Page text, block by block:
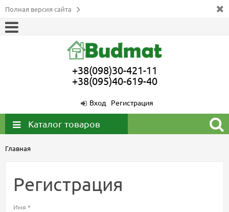
Полная версия сайта
+38(098)30-421-11
+38(095)40-619-40
Вход Регистрация
Каталог товаров
Главная
Регистрация
Имя *